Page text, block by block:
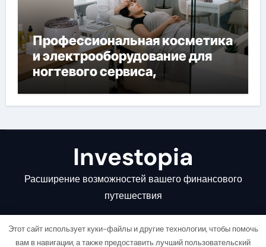
Профессиональная косметика
и электрооборудование для
ногтевого сервиса,
наращивания ресниц и
депиляции
Investopia
Расширение возможностей вашего финансового
путешествия
Этот сайт использует куки-файлы и другие технологии, чтобы помочь
вам в навигации, а также предоставить лучший пользовательский